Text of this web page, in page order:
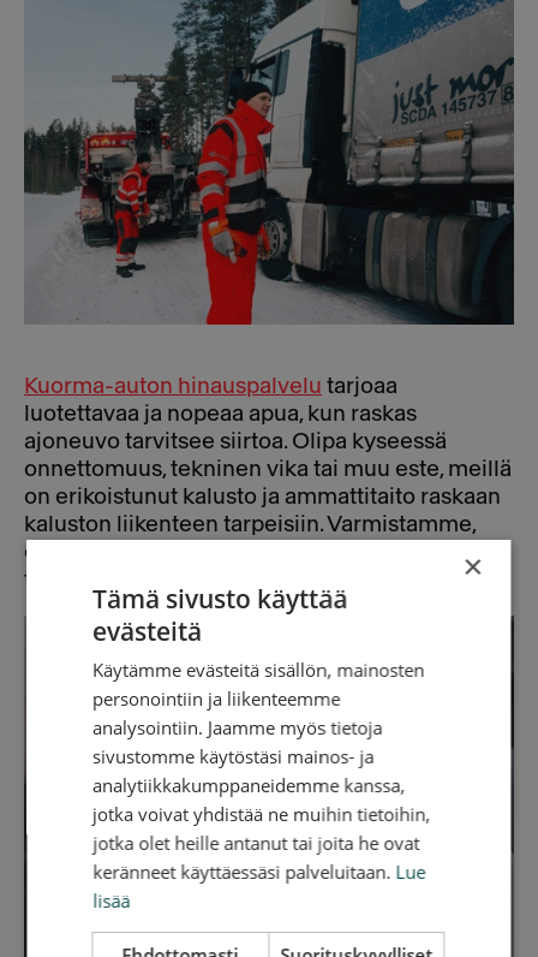
Kuorma-auton hinauspalvelu tarjoaa
luotettavaa ja nopeaa apua, kun raskas
ajoneuvo tarvitsee siirtoa. Olipa kyseessä
onnettomuus, tekninen vika tai muu este, meillä
on erikoistunut kalusto ja ammattitaito raskaan
kaluston liikenteen tarpeisiin. Varmistamme,
että kuorma-autosi saadaan nopeasti ja
turvallisesti takaisin liikenteeseen.
×
Tämä sivusto käyttää
evästeitä
Käytämme evästeitä sisällön, mainosten
personointiin ja liikenteemme
analysointiin. Jaamme myös tietoja
sivustomme käytöstäsi mainos- ja
analytiikkakumppaneidemme kanssa,
jotka voivat yhdistää ne muihin tietoihin,
jotka olet heille antanut tai joita he ovat
keränneet käyttäessäsi palveluitaan. Lue
lisää